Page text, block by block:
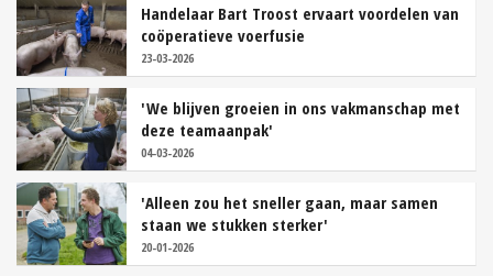
Handelaar Bart Troost ervaart voordelen van
coöperatieve voerfusie
23-03-2026
'We blijven groeien in ons vakmanschap met
deze teamaanpak'
04-03-2026
'Alleen zou het sneller gaan, maar samen
staan we stukken sterker'
20-01-2026